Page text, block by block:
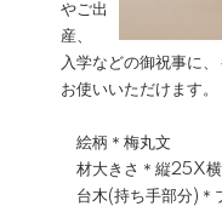
やご出
産、
入学などの御祝事に
お使いいただけます。
絵柄＊梅丸文
材大きさ＊縦25X
台木(持ち手部分)＊